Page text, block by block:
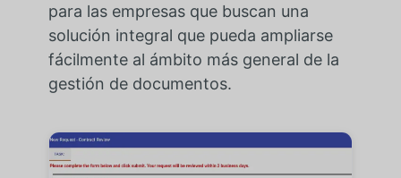
para las empresas que buscan una
solución integral que pueda ampliarse
fácilmente al ámbito más general de la
gestión de documentos.